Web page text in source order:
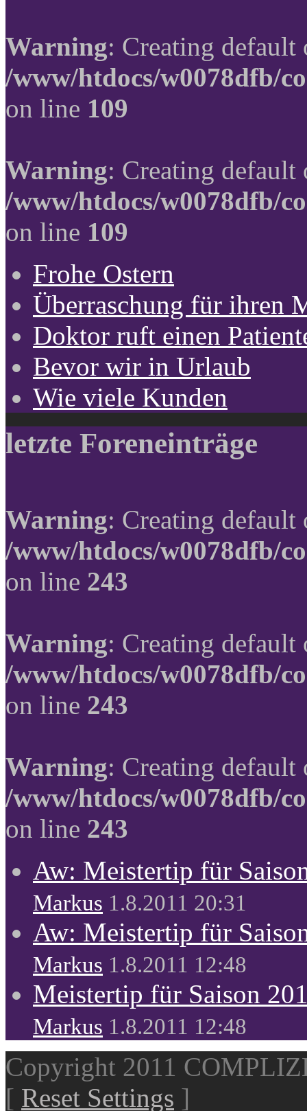
Warning: Creating
/www/htdocs/w0078dfb/
on line 109
Warning: Creating
/www/htdocs/w0078dfb/
on line 109
Frohe Ostern
Überraschung für ihren
Doktor ruft einen
Bevor wir in Urlaub
Wie viele Kunden
letzte Foreneinträge
Warning: Creating
/www/htdocs/w0078dfb/
on line 243
Warning: Creating
/www/htdocs/w0078dfb/
on line 243
Warning: Creating
/www/htdocs/w0078dfb/
on line 243
Aw: Meistertip für
Markus 1.8.2011 20:31
Aw: Meistertip für
Markus 1.8.2011 12:48
Meistertip für Saison
Markus 1.8.2011 12:48
Copyright 2011
[ Reset Settings ]